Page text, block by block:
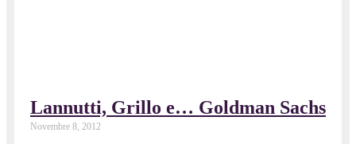
Lannutti, Grillo e… Goldman Sachs
Novembre 8, 2012